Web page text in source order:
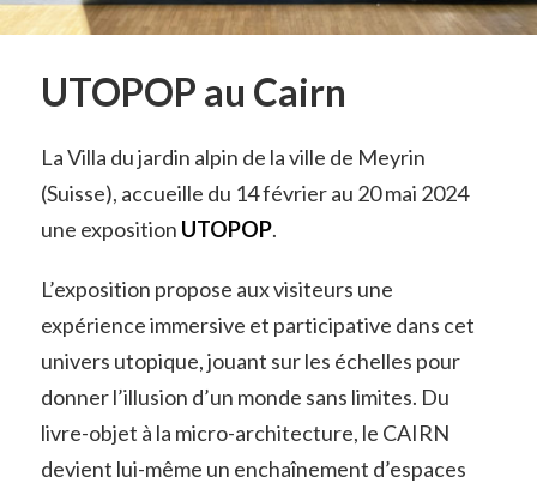
UTOPOP au Cairn
La Villa du jardin alpin de la ville de Meyrin
(Suisse), accueille du 14 février au 20 mai 2024
une exposition UTOPOP.
L’exposition propose aux visiteurs une
expérience immersive et participative dans cet
univers utopique, jouant sur les échelles pour
donner l’illusion d’un monde sans limites. Du
livre-objet à la micro-architecture, le CAIRN
devient lui-même un enchaînement d’espaces